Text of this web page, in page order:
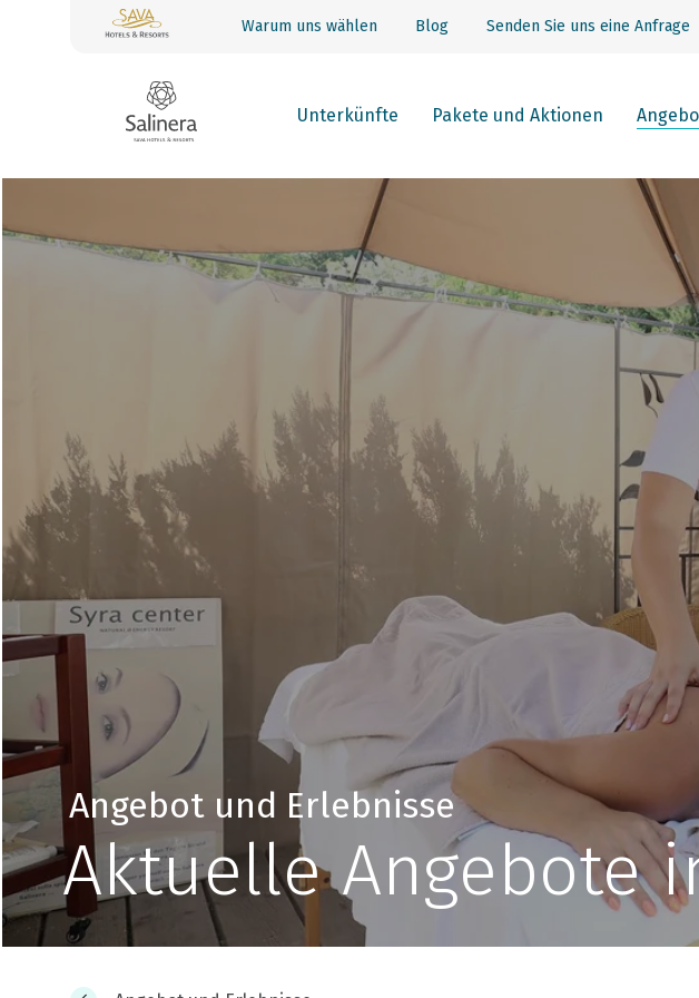
Warum uns wählen Blog Senden Sie uns eine Anfrage
Unterkünfte Pakete und Aktionen
Angebot und Erlebnisse
Aktuelle Angebote